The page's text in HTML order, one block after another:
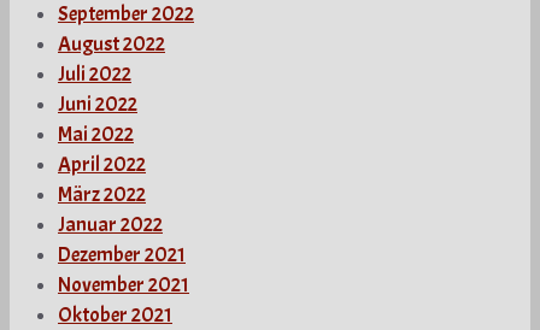
September 2022
August 2022
Juli 2022
Juni 2022
Mai 2022
April 2022
März 2022
Januar 2022
Dezember 2021
November 2021
Oktober 2021